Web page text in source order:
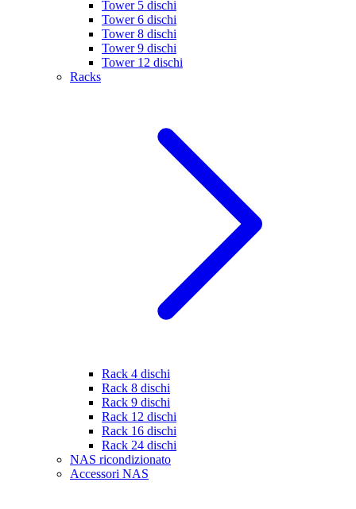
Tower 5 dischi
Tower 6 dischi
Tower 8 dischi
Tower 9 dischi
Tower 12 dischi
Racks
Rack 4 dischi
Rack 8 dischi
Rack 9 dischi
Rack 12 dischi
Rack 16 dischi
Rack 24 dischi
NAS ricondizionato
Accessori NAS